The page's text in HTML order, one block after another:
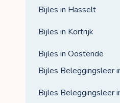
Bijles in Hasselt
Bijles in Kortrijk
Bijles in Oostende
Bijles Beleggingsleer
Bijles Beleggingsleer